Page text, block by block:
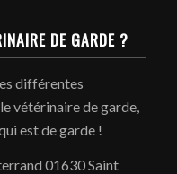
DE GARDE ?
différentes
vétérinaire de garde,
est de garde !
01630 Saint